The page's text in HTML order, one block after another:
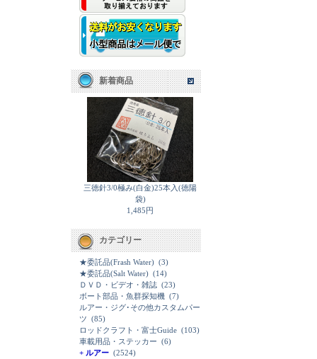
新着商品
三徳針3/0極み(白金)25本入(徳陽
袋)
1,485円
カテゴリー
★委託品(Frash Water) (3)
★委託品(Salt Water) (14)
ＤＶＤ・ビデオ・雑誌 (23)
ボート部品・魚群探知機 (7)
ルアー・ジグ･その他カスタムパー
ツ (85)
ロッドクラフト・富士Guide (103)
車載用品・ステッカー (6)
+ ルアー (2524)